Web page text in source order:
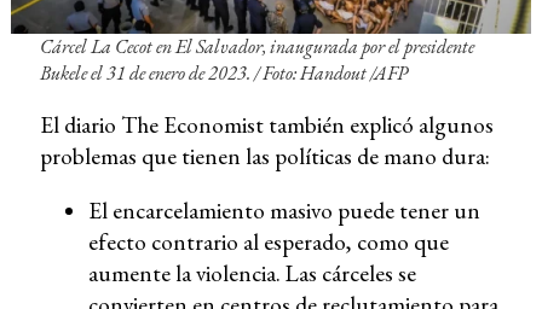
Cárcel La Cecot en El Salvador, inaugurada por el presidente
Bukele el 31 de enero de 2023. /Foto: Handout /AFP
El diario The Economist también explicó algunos
problemas que tienen las políticas de mano dura:
El encarcelamiento masivo puede tener un
efecto contrario al esperado, como que
aumente la violencia. Las cárceles se